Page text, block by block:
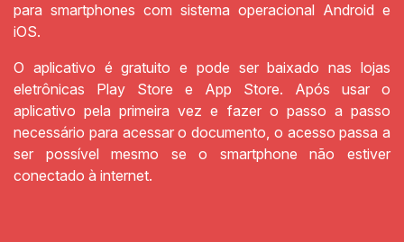
para smartphones com sistema operacional Android e
iOS.
O aplicativo é gratuito e pode ser baixado nas lojas
eletrônicas Play Store e App Store. Após usar o
aplicativo pela primeira vez e fazer o passo a passo
necessário para acessar o documento, o acesso passa a
ser possível mesmo se o smartphone não estiver
conectado à internet.